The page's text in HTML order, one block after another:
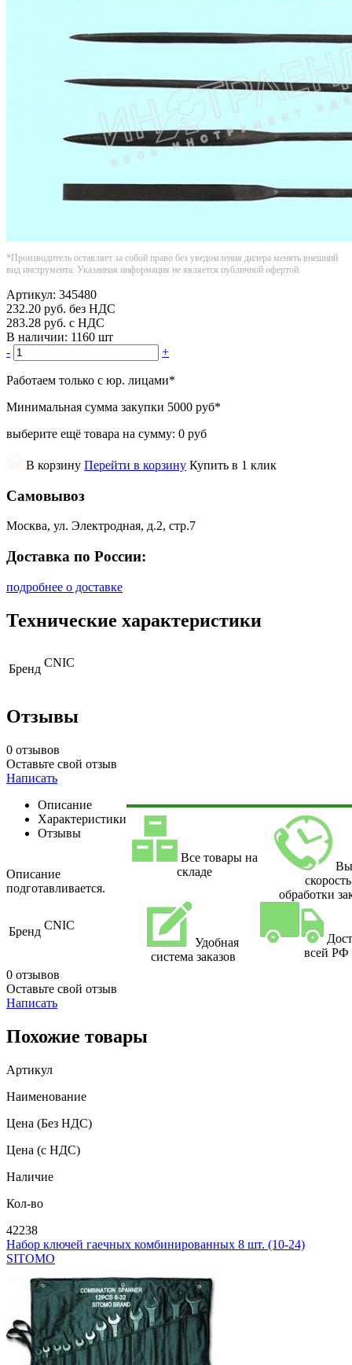
*Производитель оставляет за собой право без уведомления дилера менять внешний
вид инструмента. Указанная информация не является публичной офертой.
Артикул: 345480
232.20 руб. без НДС
283.28 руб. с НДС
В наличии: 1160 шт
-
+
Работаем только с юр. лицами*
Минимальная сумма закупки 5000 руб*
выберите ещё товара на сумму: 0 руб
В корзину Перейти в корзину Купить в 1 клик
Самовывоз
Москва, ул. Электродная, д.2, стр.7
Доставка по России:
подробнее о доставке
Технические характеристики
Бренд CNIC
Отзывы
0 отзывов
Оставьте свой отзыв
Написать
Описание
Характеристики
Отзывы
Описание
подготавливается.
Бренд CNIC
0 отзывов
Оставьте свой отзыв
Написать
Все товары на
складе
скорость
обработки
Удобная
система заказов
всей РФ
Похожие товары
Артикул
Наименование
Цена (Без НДС)
Цена (с НДС)
Наличие
Кол-во
42238
Набор ключей гаечных комбинированных 8 шт. (10-24)
SITOMO